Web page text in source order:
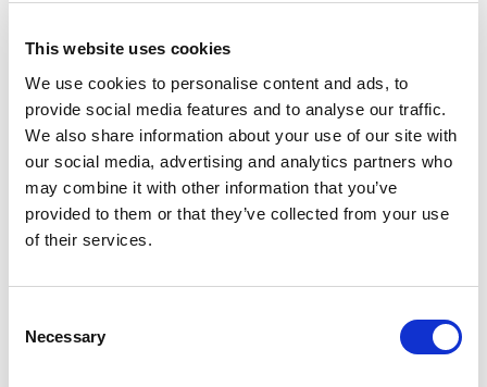
This website uses cookies
We use cookies to personalise content and ads, to
provide social media features and to analyse our traffic.
We also share information about your use of our site with
our social media, advertising and analytics partners who
may combine it with other information that you’ve
provided to them or that they’ve collected from your use
of their services.
Selection
Necessary